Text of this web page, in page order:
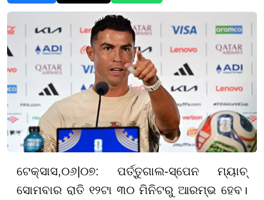
ଟେକ୍ସାସ,୦୬|୦୭: ପର୍ତ୍ତୁଗାଲ-ସ୍ପେନ ମ୍ୟାଚ୍
ସୋମବାର ରାତି ୧୨ଟା ୩୦ ମିନିଟରୁ ଆରମ୍ଭ ହେବ।